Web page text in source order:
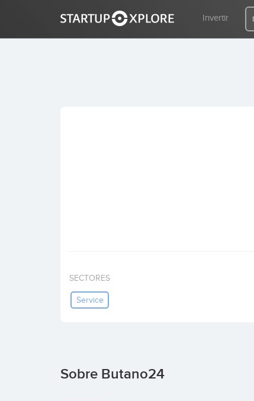
Invertir
SECTORES
Service
Sobre Butano24